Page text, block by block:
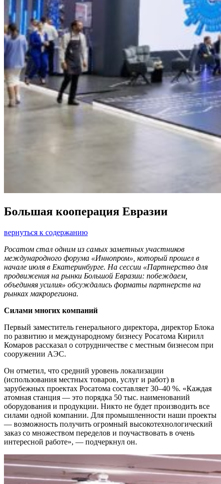
Большая кооперация Евразии
вернуться к содержанию
Росатом стал одним из самых заметных участников
международного форума «Иннопром», который прошел в
начале июля в Екатеринбурге. На сессии «Партнерство для
продвижения на рынки Большой Евразии: побеждаем,
объединяя усилия» обсуждались форматы партнерств на
рынках макрорегиона.
Силами многих компаний
Первый заместитель генерального директора, директор Блока
по развитию и международному бизнесу Росатома Кирилл
Комаров рассказал о сотрудничестве с местным бизнесом при
сооружении АЭС.
Он отметил, что средний уровень локализации
(использования местных товаров, услуг и работ) в
зарубежных проектах Росатома составляет 30–40 %. «Каждая
атомная станция — это порядка 50 тыс. наименований
оборудования и продукции. Никто не будет производить все
силами одной компании. Для промышленности наши проекты
— возможность получить огромный высокотехнологический
заказ со множеством переделов и поучаствовать в очень
интересной работе», — подчеркнул он.